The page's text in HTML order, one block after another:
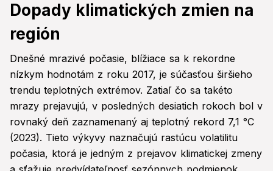
Dopady klimatických zmien na
región
Dnešné mrazivé počasie, blížiace sa k rekordne
nízkym hodnotám z roku 2017, je súčasťou širšieho
trendu teplotných extrémov. Zatiaľ čo sa takéto
mrazy prejavujú, v posledných desiatich rokoch bol v
rovnaký deň zaznamenaný aj teplotný rekord 7,1 °C
(2023). Tieto výkyvy naznačujú rastúcu volatilitu
počasia, ktorá je jedným z prejavov klimatickej zmeny